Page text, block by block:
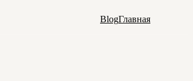
BlogГлавная